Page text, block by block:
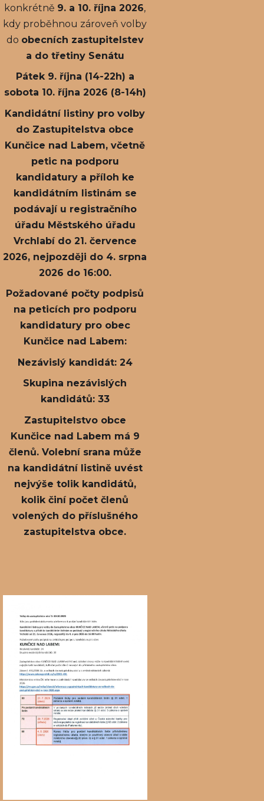
konkrétně 9. a 10. října 2026,
kdy proběhnou zároveň volby
do obecních zastupitelstev
a do třetiny Senátu
Pátek 9. října (14-22h) a
sobota 10. října 2026 (8-14h)
Kandidátní listiny pro volby
do Zastupitelstva obce
Kunčice nad Labem, včetně
petic na podporu
kandidatury a příloh ke
kandidátním listinám se
podávají u registračního
úřadu Městského úřadu
Vrchlabí do 21. července
2026, nejpozději do 4. srpna
2026 do 16:00.
Požadované počty podpisů
na peticích pro podporu
kandidatury pro obec
Kunčice nad Labem:
Nezávislý kandidát: 24
Skupina nezávislých
kandidátů: 33
Zastupitelstvo obce
Kunčice nad Labem má 9
členů. Volební srana může
na kandidátní listině uvést
nejvýše tolik kandidátů,
kolik činí počet členů
volených do příslušného
zastupitelstva obce.